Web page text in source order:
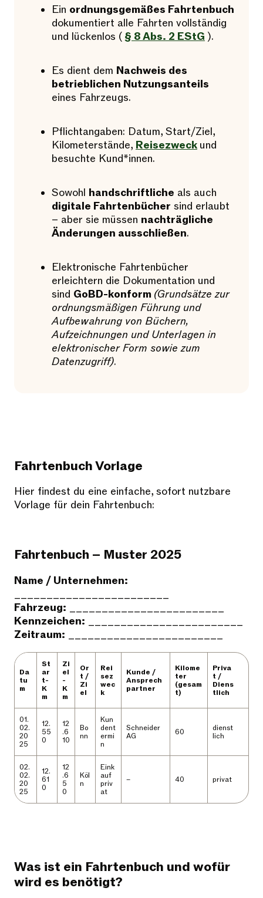
Ein ordnungsgemäßes Fahrtenbuch
dokumentiert alle Fahrten vollständig
und lückenlos (§ 8 Abs. 2 EStG ).
Es dient dem Nachweis des
betrieblichen Nutzungsanteils
eines Fahrzeugs.
Pflichtangaben: Datum, Start/Ziel,
Kilometerstände, Reisezweck und
besuchte Kund*innen.
Sowohl handschriftliche als auch
digitale Fahrtenbücher sind erlaubt
– aber sie müssen nachträgliche
Änderungen ausschließen.
Elektronische Fahrtenbücher
erleichtern die Dokumentation und
sind GoBD-konform (Grundsätze zur
ordnungsmäßigen Führung und
Aufbewahrung von Büchern,
Aufzeichnungen und Unterlagen in
elektronischer Form sowie zum
Datenzugriff).
Fahrtenbuch Vorlage
Hier findest du eine einfache, sofort nutzbare
Vorlage für dein Fahrtenbuch:
Fahrtenbuch – Muster 2025
Name / Unternehmen:
Fahrzeug:
Kennzeichen:
Zeitraum:
Da
tu
m
St
ar
t-
K
m
Zi
el
-
K
m
Or
t /
Zi
el
Rei
sez
wec
k
Kunde /
Ansprech
partner
Kilome
ter
(gesam
t)
Priva
t /
Diens
tlich
01.
02.
20
25
12.
55
0
12
.6
10
Bo
nn
Kun
dent
ermi
n
Schneider
AG
60
dienst
lich
02.
02.
20
25
12.
61
0
12
.6
5
0
Köl
n
Eink
auf
priv
at
– 40 privat
Was ist ein Fahrtenbuch und wofür
wird es benötigt?